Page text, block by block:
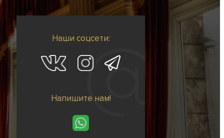
Наши соцсети:
Напишите нам!